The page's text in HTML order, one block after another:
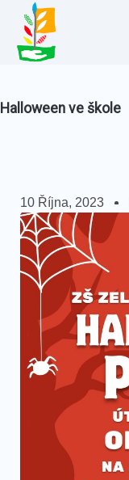
Halloween ve škole
10 Října, 2023